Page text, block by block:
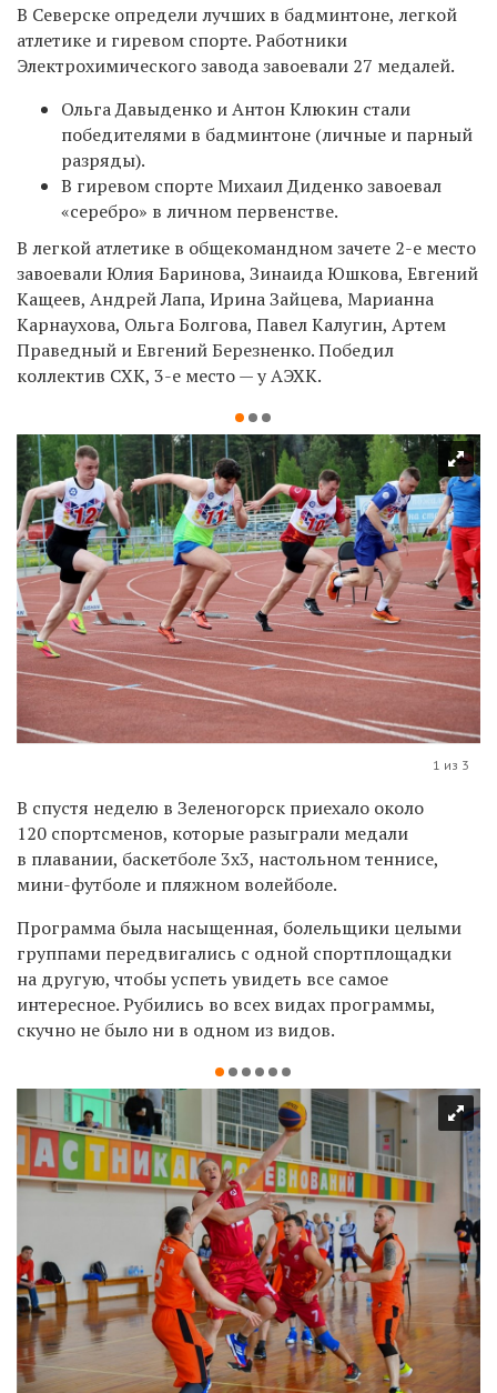
В Северске определи лучших в бадминтоне, легкой
атлетике и гиревом спорте. Работники
Электрохимического завода завоевали 27 медалей.
Ольга Давыденко и Антон Клюкин стали
победителями в бадминтоне (личные и парный
разряды).
В гиревом спорте Михаил Диденко завоевал
«серебро» в личном первенстве.
В легкой атлетике в общекомандном зачете 2-е место
завоевали Юлия Баринова, Зинаида Юшкова, Евгений
Кащеев, Андрей Лапа, Ирина Зайцева, Марианна
Карнаухова, Ольга Болгова, Павел Калугин, Артем
Праведный и Евгений Березненко. Победил
коллектив СХК, 3-е место — у АЭХК.
1 из 3
В спустя неделю в Зеленогорск приехало около
120 спортсменов, которые разыграли медали
в плавании, баскетболе 3x3, настольном теннисе,
мини-футболе и пляжном волейболе.
Программа была насыщенная, болельщики целыми
группами передвигались с одной спортплощадки
на другую, чтобы успеть увидеть все самое
интересное. Рубились во всех видах программы,
скучно не было ни в одном из видов.